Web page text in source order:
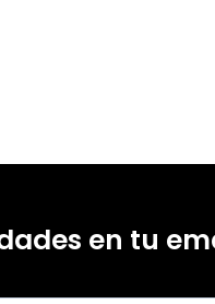
en tu